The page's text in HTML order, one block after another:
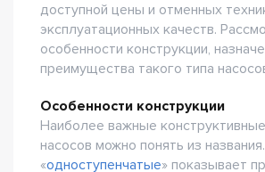
доступной цены и отменных
эксплуатационных качеств.
особенности конструкции,
преимущества такого типа
Особенности конструкции
Наиболее важные
насосов можно понять из
«одноступенчатые» показывает